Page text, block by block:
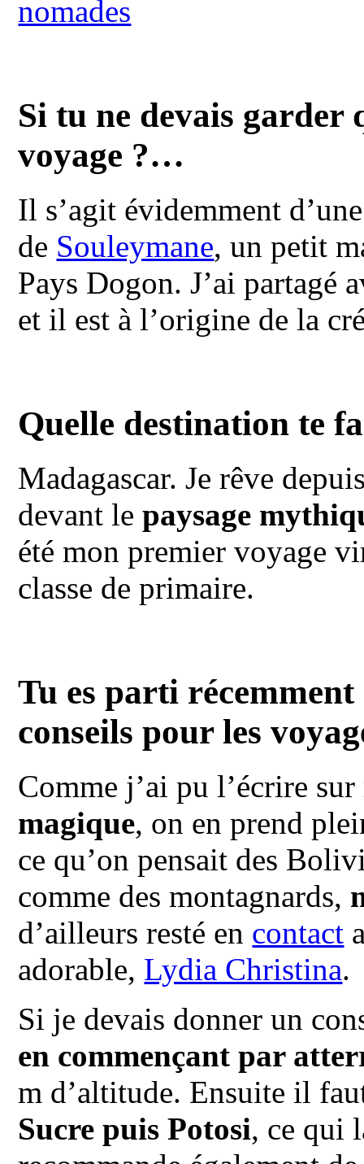
Si tu ne devais garder
voyage ?…
Il s’agit évidemment
de Souleymane, un petit
Pays Dogon. J’ai partagé
et il est à l’origine de la
Quelle destination te
Madagascar. Je rêve
devant lepaysage
été mon premier voyage
classe de primaire.
Tu es parti
conseils pour les
Comme j’ai pu l’écrire
magique, on en prend
ce qu’on pensait des
comme des montagnards,
d’ailleurs resté en contact
adorable, Lydia Christina.
Si je devais donner un
en commençant par
m d’altitude. Ensuite il
Sucre puis Potosi, ce qui